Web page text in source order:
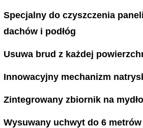
Specjalny do czyszczenia
dachów i podłóg
Usuwa brud z każdej
Innowacyjny mechanizm
Zintegrowany zbiornik na mydło
Wysuwany uchwyt do 6 metrów